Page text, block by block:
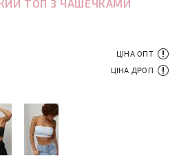
ТОП З ЧАШЕЧКАМИ
ЦІНА ОПТ
ЦІНА ДРОП